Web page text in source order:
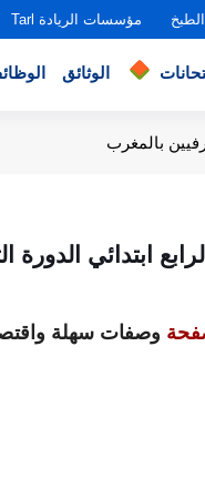
مؤسسات الريادة Tarl
الوثائق
بالمغرب
وصفات سهلة